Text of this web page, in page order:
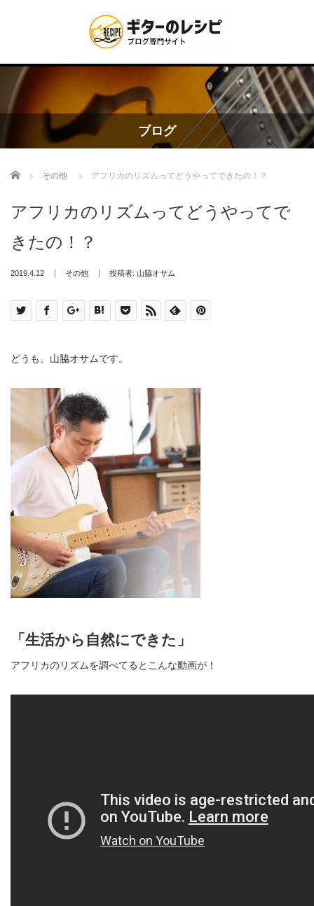
ブログ
Home その他 アフリカのリズムってどうやってできたの！？
アフリカのリズムってどうやってで
きたの！？
2019.4.12 その他 投稿者: 山脇オサム
どうも、山脇オサムです。
「生活から自然にできた」
アフリカのリズムを調べてるとこんな動画が！